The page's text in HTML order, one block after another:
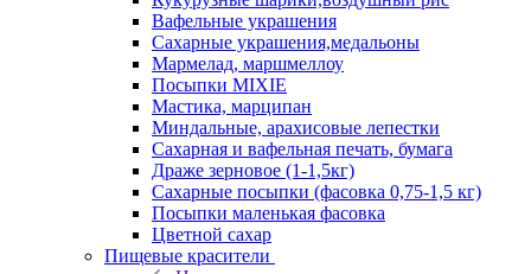
Вафельные украшения
Сахарные украшения,медальоны
Мармелад, маршмеллоу
Посыпки MIXIE
Мастика, марципан
Миндальные, арахисовые лепестки
Сахарная и вафельная печать, бумага
Драже зерновое (1-1,5кг)
Сахарные посыпки (фасовка 0,75-1,5 кг)
Посыпки маленькая фасовка
Цветной сахар
Пищевые красители